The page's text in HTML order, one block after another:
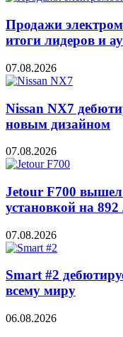
Продажи
итоги лидеров и
07.08.2026
Nissan NX7
новым дизайном
07.08.2026
Jetour F700
установкой на 892
07.08.2026
Smart #2
всему миру
06.08.2026